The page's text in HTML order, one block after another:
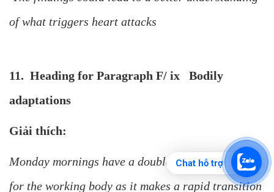
Chat hỗ trợ
of what triggers heart attacks
11. Heading for Paragraph F/ ix Bodily
adaptations
Giải thích:
Monday mornings have a double helping of stress
for the working body as it makes a rapid transition